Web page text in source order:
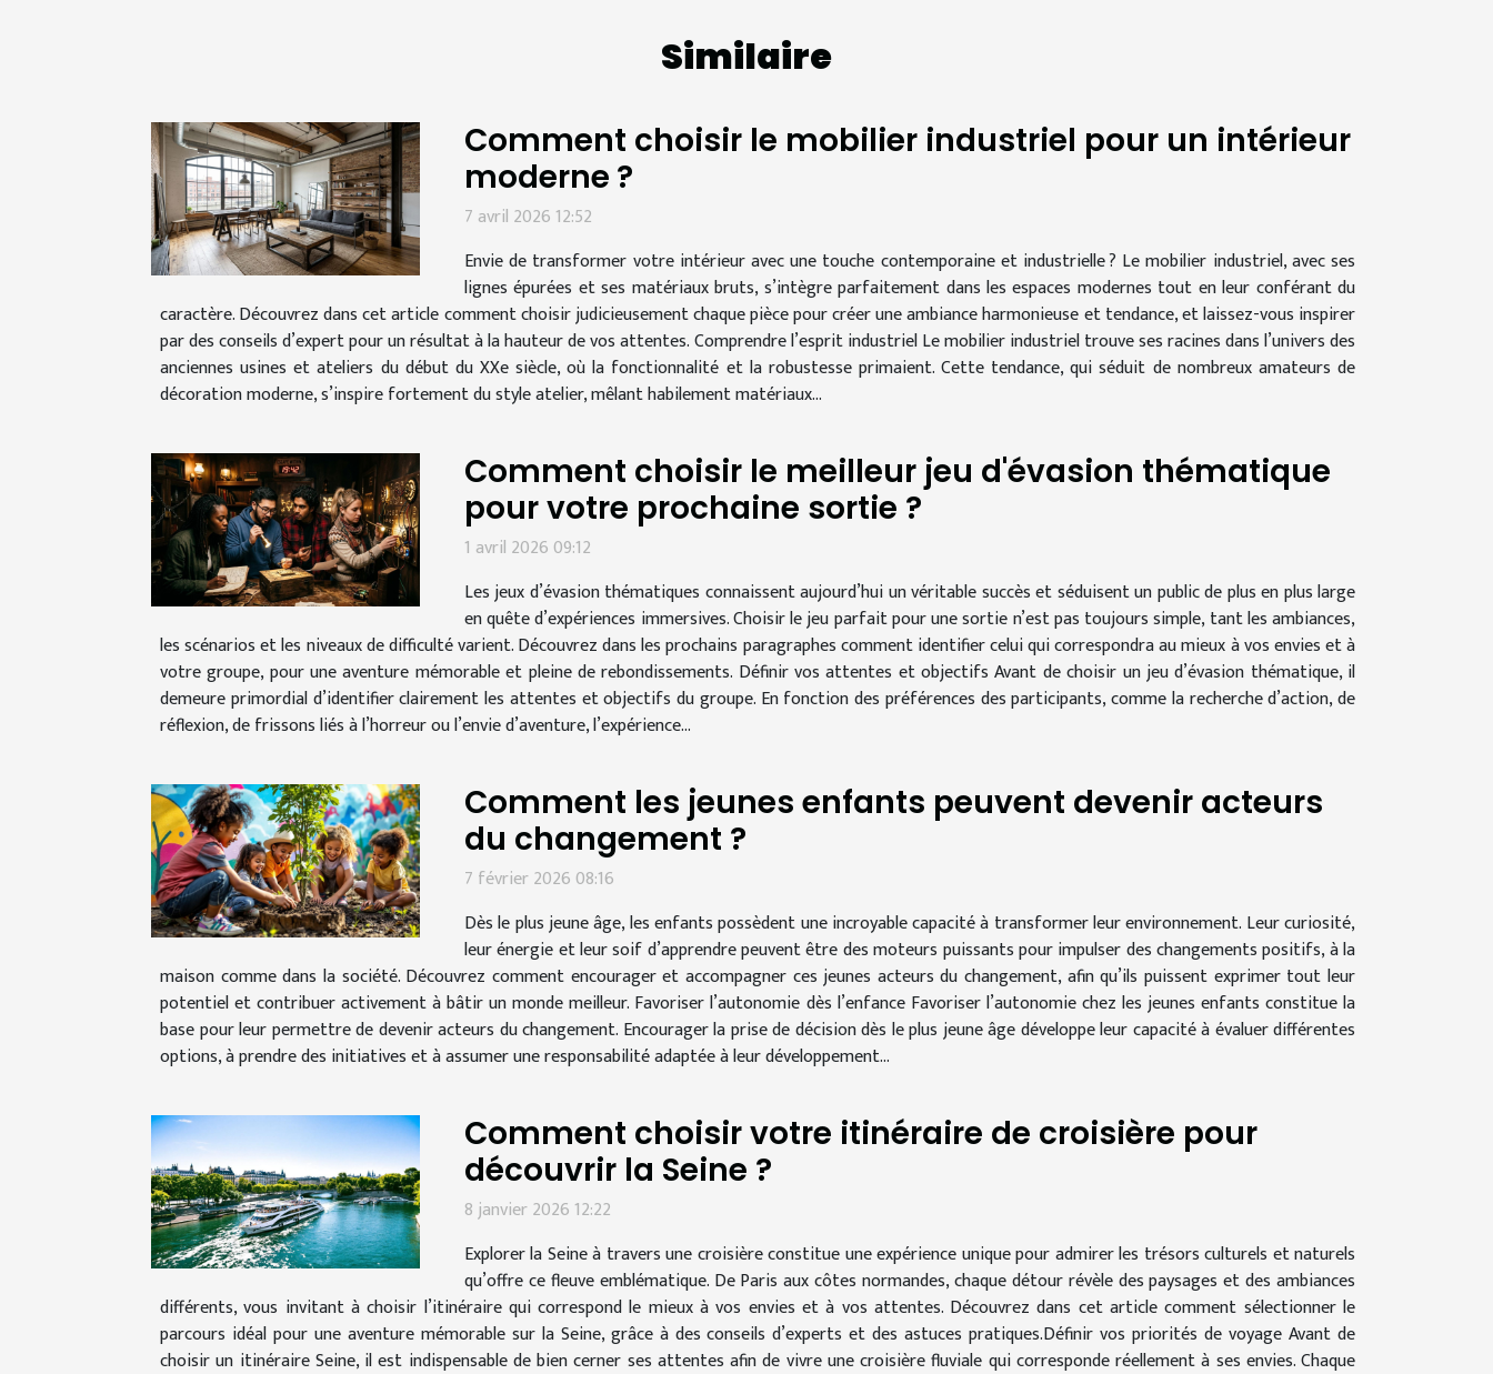
Similaire
Comment choisir le mobilier industriel pour un intérieur
moderne ?
7 avril 2026 12:52
Envie de transformer votre intérieur avec une touche contemporaine et industrielle ? Le mobilier industriel, avec ses
lignes épurées et ses matériaux bruts, s’intègre parfaitement dans les espaces modernes tout en leur conférant du
caractère. Découvrez dans cet article comment choisir judicieusement chaque pièce pour créer une ambiance harmonieuse et tendance, et laissez-vous inspirer
par des conseils d’expert pour un résultat à la hauteur de vos attentes. Comprendre l’esprit industriel Le mobilier industriel trouve ses racines dans l’univers des
anciennes usines et ateliers du début du XXe siècle, où la fonctionnalité et la robustesse primaient. Cette tendance, qui séduit de nombreux amateurs de
décoration moderne, s’inspire fortement du style atelier, mêlant habilement matériaux...
Comment choisir le meilleur jeu d'évasion thématique
pour votre prochaine sortie ?
1 avril 2026 09:12
Les jeux d’évasion thématiques connaissent aujourd’hui un véritable succès et séduisent un public de plus en plus large
en quête d’expériences immersives. Choisir le jeu parfait pour une sortie n’est pas toujours simple, tant les ambiances,
les scénarios et les niveaux de difficulté varient. Découvrez dans les prochains paragraphes comment identifier celui qui correspondra au mieux à vos envies et à
votre groupe, pour une aventure mémorable et pleine de rebondissements. Définir vos attentes et objectifs Avant de choisir un jeu d’évasion thématique, il
demeure primordial d’identifier clairement les attentes et objectifs du groupe. En fonction des préférences des participants, comme la recherche d’action, de
réflexion, de frissons liés à l’horreur ou l’envie d’aventure, l’expérience...
Comment les jeunes enfants peuvent devenir acteurs
du changement ?
7 février 2026 08:16
Dès le plus jeune âge, les enfants possèdent une incroyable capacité à transformer leur environnement. Leur curiosité,
leur énergie et leur soif d’apprendre peuvent être des moteurs puissants pour impulser des changements positifs, à la
maison comme dans la société. Découvrez comment encourager et accompagner ces jeunes acteurs du changement, afin qu’ils puissent exprimer tout leur
potentiel et contribuer activement à bâtir un monde meilleur. Favoriser l’autonomie dès l’enfance Favoriser l’autonomie chez les jeunes enfants constitue la
base pour leur permettre de devenir acteurs du changement. Encourager la prise de décision dès le plus jeune âge développe leur capacité à évaluer différentes
options, à prendre des initiatives et à assumer une responsabilité adaptée à leur développement...
Comment choisir votre itinéraire de croisière pour
découvrir la Seine ?
8 janvier 2026 12:22
Explorer la Seine à travers une croisière constitue une expérience unique pour admirer les trésors culturels et naturels
qu’offre ce fleuve emblématique. De Paris aux côtes normandes, chaque détour révèle des paysages et des ambiances
différents, vous invitant à choisir l’itinéraire qui correspond le mieux à vos envies et à vos attentes. Découvrez dans cet article comment sélectionner le
parcours idéal pour une aventure mémorable sur la Seine, grâce à des conseils d’experts et des astuces pratiques.Définir vos priorités de voyage Avant de
choisir un itinéraire Seine, il est indispensable de bien cerner ses attentes afin de vivre une croisière fluviale qui corresponde réellement à ses envies. Chaque